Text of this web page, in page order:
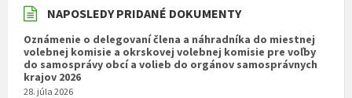
NAPOSLEDY PRIDANÉ DOKUMENTY
Oznámenie o delegovaní člena a náhradníka do miestnej
volebnej komisie a okrskovej volebnej komisie pre voľby
do samosprávy obcí a volieb do orgánov samosprávnych
krajov 2026
28. júla 2026